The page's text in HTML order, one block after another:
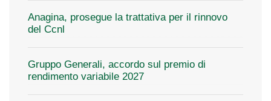
Anagina, prosegue la trattativa per il rinnovo
del Ccnl
Gruppo Generali, accordo sul premio di
rendimento variabile 2027